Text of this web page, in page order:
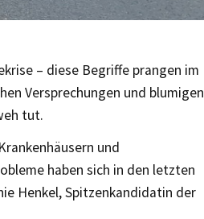
– diese Begriffe prangen im
Versprechungen und blumigen
tut.
und
haben sich in den letzten
Henkel, Spitzenkandidatin der